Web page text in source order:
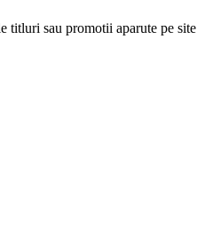
titluri sau promotii aparute pe site